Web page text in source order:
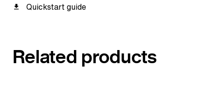
Quickstart guide
Related products